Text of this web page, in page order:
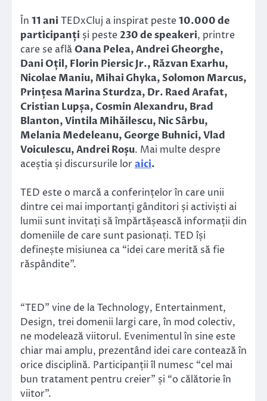
În 11 ani TEDxCluj a inspirat peste10.000 de
participanți și peste230 de speakeri, printre
care se află Oana Pelea, Andrei Gheorghe,
Dani Oțil, Florin Piersic Jr., Răzvan Exarhu,
Nicolae Maniu, Mihai Ghyka, Solomon Marcus,
Prințesa Marina Sturdza, Dr. Raed Arafat,
Cristian Lupșa, Cosmin Alexandru, Brad
Blanton, Vintila Mihăilescu, Nic Sârbu,
Melania Medeleanu, George Buhnici, Vlad
Voiculescu, Andrei Roșu. Mai multe despre
aceștia și discursurile loraici.
TED este o marcă a conferințelor în care unii
dintre cei mai importanți gânditori și activiști ai
lumii sunt invitați să împărtășească informații din
domeniile de care sunt pasionați. TED își
definește misiunea ca “idei care merită să fie
răspândite”.
“TED” vine de la Technology, Entertainment,
Design, trei domenii largi care, în mod colectiv,
ne modelează viitorul. Evenimentul în sine este
chiar mai amplu, prezentând idei care contează în
orice disciplină. Participanții îl numesc “cel mai
bun tratament pentru creier” și “o călătorie în
viitor”.